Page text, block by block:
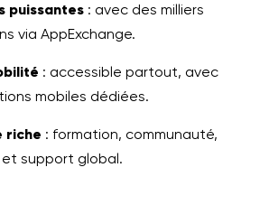
puissantes : avec des milliers
via AppExchange.
: accessible partout, avec
mobiles dédiées.
riche : formation, communauté,
support global.